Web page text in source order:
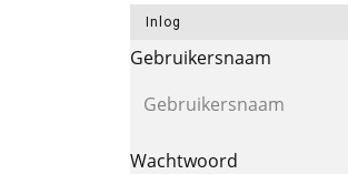
Inlog
Gebruikersnaam
Wachtwoord